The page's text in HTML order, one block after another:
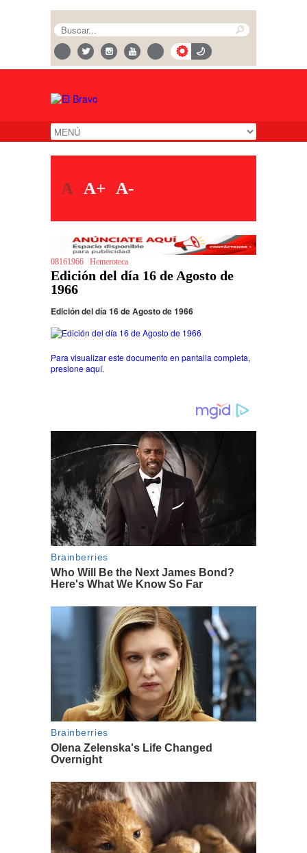
A A+ A-
08161966 Hemeroteca
Edición del día 16 de Agosto de
1966
Edición del día 16 de Agosto de 1966
Para visualizar este documento en pantalla completa,
presione aquí.